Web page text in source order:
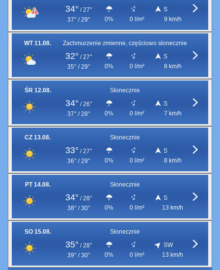
34° / 27°
37° / 29°
0% 0 l/m²
S
9 km/h
WT 11.08. Zachmurzenie zmienne, częściowo słonecznie
32° / 27°
35° / 29°
0% 0 l/m²
S
8 km/h
ŚR 12.08. Słonecznie
34° / 26°
37° / 28°
0% 0 l/m²
S
7 km/h
CZ 13.08. Słonecznie
33° / 27°
36° / 29°
0% 0 l/m²
S
8 km/h
PT 14.08. Słonecznie
34° / 28°
38° / 30°
0% 0 l/m²
S
13 km/h
SO 15.08. Słonecznie
35° / 28°
39° / 30°
0% 0 l/m²
SW
13 km/h